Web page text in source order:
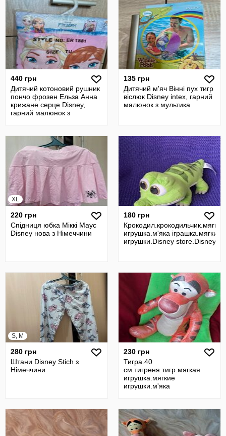
440 грн
Дитячий котоновий рушник
пончо фрозен Ельза Анна
крижане серце Disney,
гарний малюнок з
135 грн
Дитячий м'яч Вінні пух тигр
віслюк Disney intex, гарний
малюнок з мультика
XL
220 грн
Спідниця юбка Міккі Маус
Disney нова з Німеччини
180 грн
Крокодил.крокодильчик.мягкая
игрушка.м'яка іграшка.мягкие
игрушки.Disney store.Disney
S, M
280 грн
Штани Disney Stich з
Німеччини
230 грн
Тигра.40
см.тигреня.тигр.мягкая
игрушка.мягкие
игрушки.м'яка